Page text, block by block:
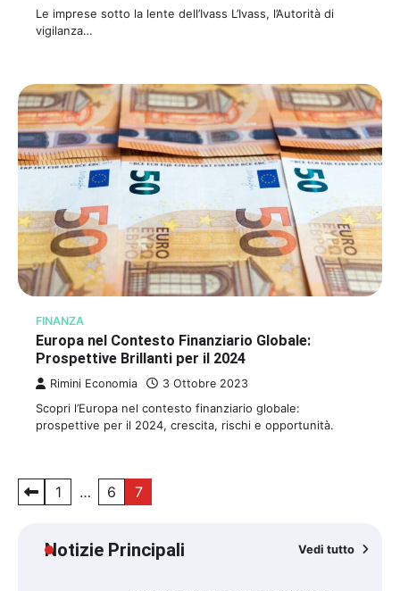
Le imprese sotto la lente dell’Ivass L’Ivass, l’Autorità di
vigilanza…
FINANZA
Europa nel Contesto Finanziario Globale:
Prospettive Brillanti per il 2024
Rimini Economia 3 Ottobre 2023
Scopri l’Europa nel contesto finanziario globale:
prospettive per il 2024, crescita, rischi e opportunità.
Paginazione
articoli
1 … 6 7
Notizie Principali Vedi tutto